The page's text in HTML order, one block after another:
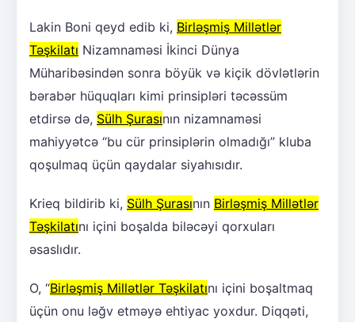
Lakin Boni qeyd edib ki, Birləşmiş Millətlər
Təşkilatı Nizamnaməsi İkinci Dünya
Müharibəsindən sonra böyük və kiçik dövlətlərin
bərabər hüquqları kimi prinsipləri təcəssüm
etdirsə də, Sülh Şurasının nizamnaməsi
mahiyyətcə “bu cür prinsiplərin olmadığı” kluba
qoşulmaq üçün qaydalar siyahısıdır.
Krieq bildirib ki, Sülh Şurasının Birləşmiş Millətlər
Təşkilatını içini boşalda biləcəyi qorxuları
əsaslıdır.
O, “Birləşmiş Millətlər Təşkilatını içini boşaltmaq
üçün onu ləğv etməyə ehtiyac yoxdur. Diqqəti,